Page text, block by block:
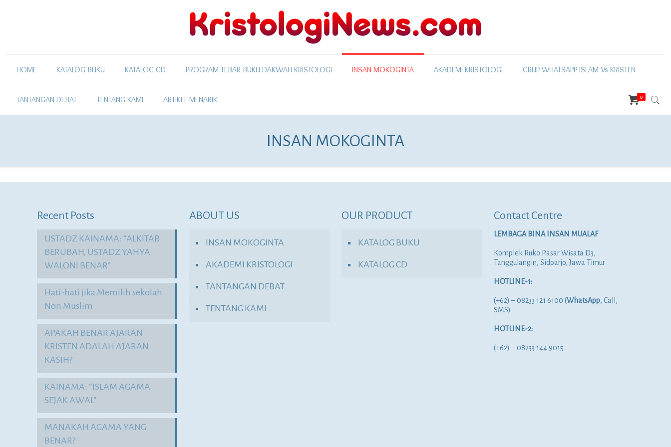
HOME KATALOG BUKU KATALOG CD PROGRAM TEBAR BUKU DAKWAH KRISTOLOGI INSAN MOKOGINTA AKADEMI KRISTOLOGI GRUP WHATSAPP ISLAM Vs KRISTEN
TANTANGAN DEBAT TENTANG KAMI ARTIKEL MENARIK 0
INSAN MOKOGINTA
Recent Posts
USTADZ KAINAMA: “ALKITAB
BERUBAH, USTADZ YAHYA
WALONI BENAR”
Hati-hati jika Memilih sekolah
Non Muslim
APAKAH BENAR AJARAN
KRISTEN ADALAH AJARAN
KASIH?
KAINAMA: “ISLAM AGAMA
SEJAK AWAL”
MANAKAH AGAMA YANG
BENAR?
ABOUT US
INSAN MOKOGINTA
AKADEMI KRISTOLOGI
TANTANGAN DEBAT
TENTANG KAMI
OUR PRODUCT
KATALOG BUKU
KATALOG CD
Contact Centre
LEMBAGA BINA INSAN MUALAF
Komplek Ruko Pasar Wisata D3,
Tanggulangin, Sidoarjo, Jawa Timur
HOTLINE-1:
(+62) – 08233 121 6100 (WhatsApp, Call,
SMS)
HOTLINE-2:
(+62) – 08233 144 9015